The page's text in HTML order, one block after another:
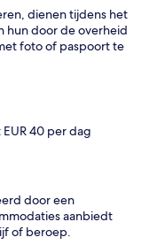
dienen tijdens het
hun door de overheid
foto of paspoort te
40 per dag
door een
aanbiedt
of beroep.